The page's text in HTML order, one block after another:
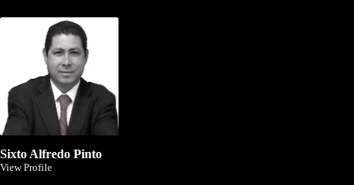
Sixto Alfredo Pinto
View Profile